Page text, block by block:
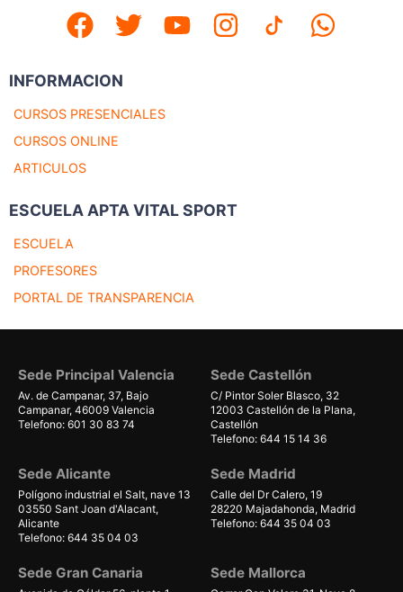
INFORMACION
CURSOS PRESENCIALES
CURSOS ONLINE
ARTICULOS
ESCUELA APTA VITAL SPORT
ESCUELA
PROFESORES
PORTAL DE TRANSPARENCIA
Sede Principal Valencia
Av. de Campanar, 37, Bajo
Campanar, 46009 Valencia
Telefono: 601 30 83 74
Sede Castellón
C/ Pintor Soler Blasco, 32
12003 Castellón de la Plana,
Castellón
Telefono: 644 15 14 36
Sede Alicante
Polígono industrial el Salt, nave 13
03550 Sant Joan d'Alacant,
Alicante
Telefono: 644 35 04 03
Sede Madrid
Calle del Dr Calero, 19
28220 Majadahonda, Madrid
Telefono: 644 35 04 03
Sede Gran Canaria Sede Mallorca